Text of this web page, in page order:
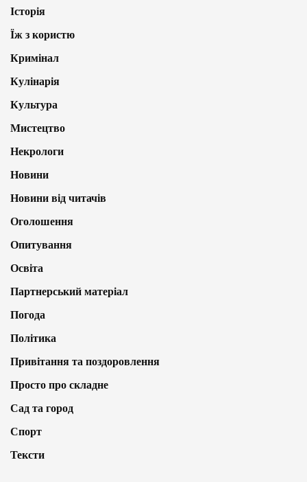
Історія
Їж з користю
Кримінал
Кулінарія
Культура
Мистецтво
Некрологи
Новини
Новини від читачів
Оголошення
Опитування
Освіта
Партнерський матеріал
Погода
Політика
Привітання та поздоровлення
Просто про складне
Сад та город
Спорт
Тексти